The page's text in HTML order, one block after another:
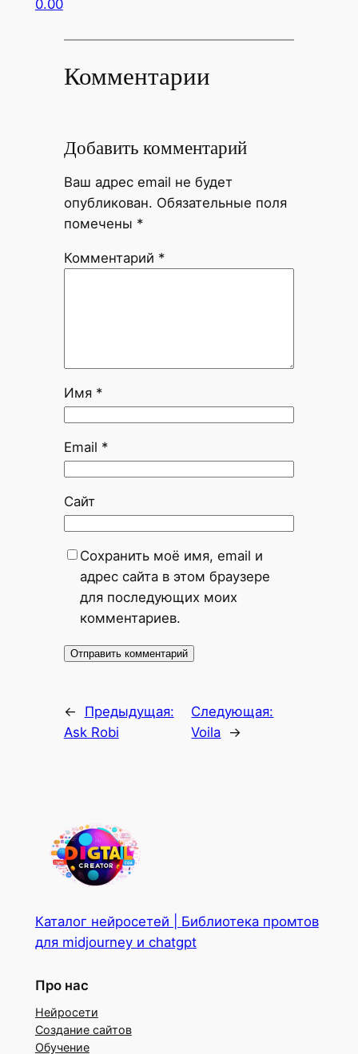
0.00
Комментарии
Добавить комментарий
Ваш адрес email не будет
опубликован. Обязательные поля
помечены *
Комментарий *
Имя *
Email *
Сайт
Сохранить моё имя, email и
адрес сайта в этом браузере
для последующих моих
комментариев.
←
Предыдущая:
Ask Robi
Следующая:
Voila →
Каталог нейросетей | Библиотека промтов
для midjourney и chatgpt
Про нас
Нейросети
Создание сайтов
Обучение